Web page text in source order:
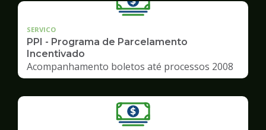
SERVICO
PPI - Programa de Parcelamento
Incentivado
Acompanhamento boletos até processos 2008